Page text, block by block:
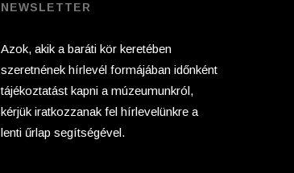
NEWSLETTER
Azok, akik a baráti kör keretében
szeretnének hírlevél formájában időnként
tájékoztatást kapni a múzeumunkról,
kérjük iratkozzanak fel hírlevelünkre a
lenti űrlap segítségével.